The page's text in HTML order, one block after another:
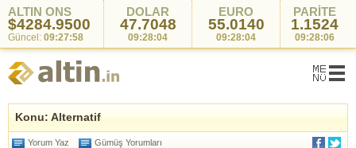
ALTIN ONS
$4284.9500
Güncel: 09:27:58
DOLAR
47.7048
09:28:04
EURO
55.0140
09:28:04
PARİTE
1.1524
09:28:06
Konu: Alternatif
Yorum Yaz Gümüş Yorumları